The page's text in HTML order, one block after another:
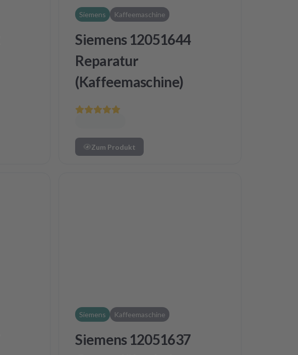
Siemens Kaffeemaschine
Siemens 12051644
Reparatur
(Kaffeemaschine)
Zum Produkt
Siemens Kaffeemaschine
Siemens 12051637